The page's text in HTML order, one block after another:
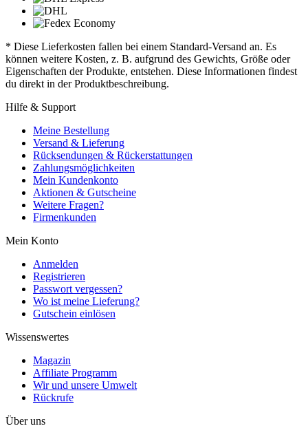
* Diese Lieferkosten fallen bei einem Standard-Versand an. Es
können weitere Kosten, z. B. aufgrund des Gewichts, Größe oder
Eigenschaften der Produkte, entstehen. Diese Informationen findest
du direkt in der Produktbeschreibung.
Hilfe & Support
Meine Bestellung
Versand & Lieferung
Rücksendungen & Rückerstattungen
Zahlungsmöglichkeiten
Mein Kundenkonto
Aktionen & Gutscheine
Weitere Fragen?
Firmenkunden
Mein Konto
Anmelden
Registrieren
Passwort vergessen?
Wo ist meine Lieferung?
Gutschein einlösen
Wissenswertes
Magazin
Affiliate Programm
Wir und unsere Umwelt
Rückrufe
Über uns